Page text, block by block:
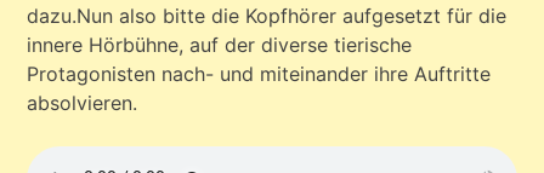
dazu.Nun also bitte die Kopfhörer aufgesetzt für die
innere Hörbühne, auf der diverse tierische
Protagonisten nach- und miteinander ihre Auftritte
absolvieren.